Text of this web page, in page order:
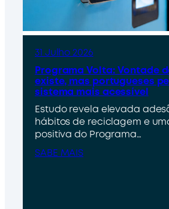
31 Julho 2026
Programa Volta: Vontade
existe, mas portugueses
sistema mais acessível
Estudo revela elevada
hábitos de reciclagem e
positiva do Programa…
SABE MAIS